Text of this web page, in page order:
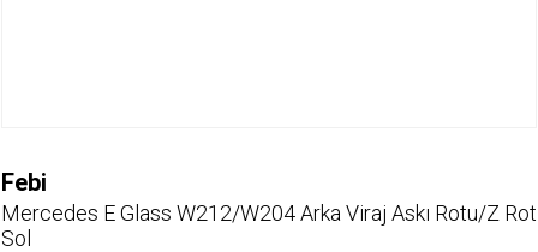
Febi
Mercedes E Glass W212/W204 Arka Viraj Askı Rotu/Z Rot
Sol